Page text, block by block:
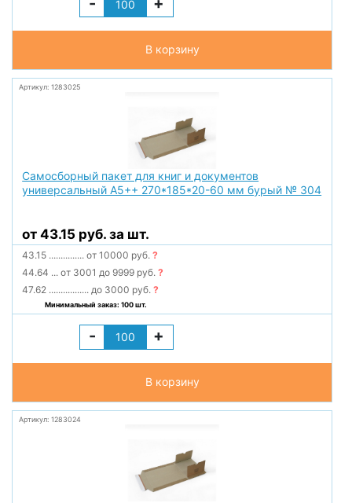
В корзину
Артикул: 1283025
Самосборный пакет для книг и документов
универсальный А5++ 270*185*20-60 мм бурый № 304
от 43.15 руб. за шт.
43.15 ............... от 10000 руб.?
44.64 ... от 3001 до 9999 руб.?
47.62 ................. до 3000 руб.?
Минимальный заказ: 100 шт.
- +
В корзину
Артикул: 1283024